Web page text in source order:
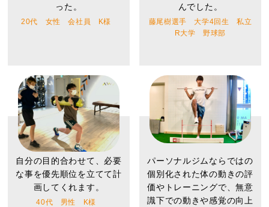
った。
20代 女性 会社員 K様
んでした。
藤尾樹選手 大学4回生 私立
R大学 野球部
自分の目的合わせて、必要
な事を優先順位を立てて計
画してくれます。
40代 男性 K様
パーソナルジムならではの
個別化された体の動きの評
価やトレーニングで、無意
識下での動きや感覚の向上